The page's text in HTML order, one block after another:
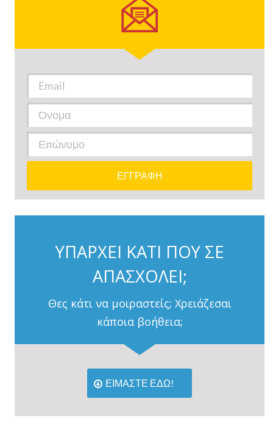
ΥΠΑΡΧΕΙ ΚΑΤΙ ΠΟΥ ΣΕ
ΑΠΑΣΧΟΛΕΙ;
Θες κάτι να μοιραστείς; Χρειάζεσαι
κάποια βοήθεια;
ΕΙΜΑΣΤΕ ΕΔΩ!